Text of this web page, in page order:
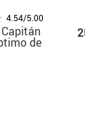
4.54/5.00
de
niño